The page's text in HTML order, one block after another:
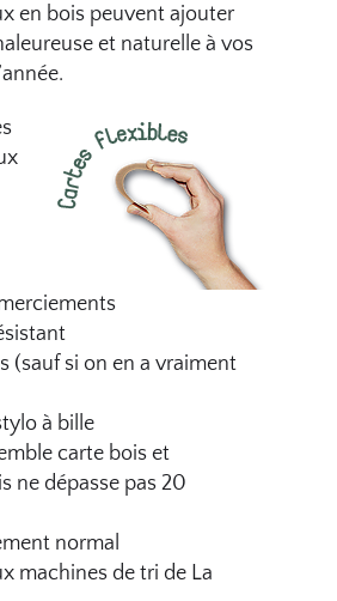
en bois peuvent ajouter
et naturelle à vos
(sauf si on en a vraiment
à bille
carte bois et
ne dépasse pas 20
normal
machines de tri de La